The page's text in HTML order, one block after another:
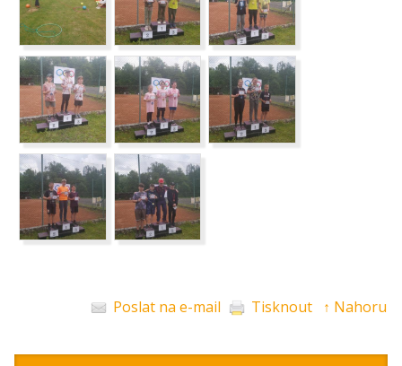
Poslat na e-mail Tisknout ↑ Nahoru